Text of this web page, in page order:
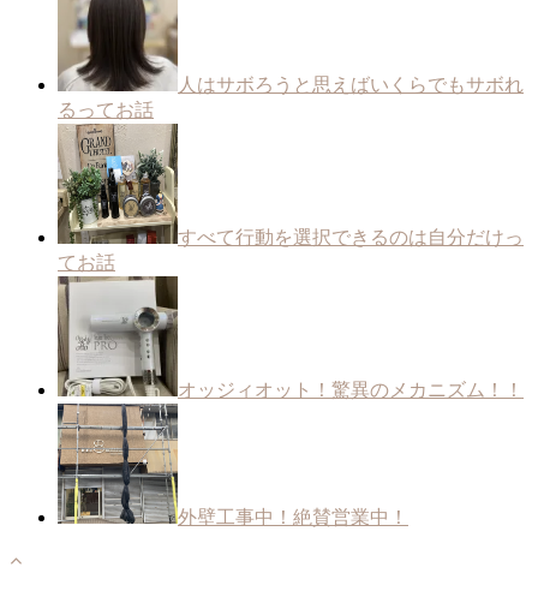
人はサボろうと思えばいくらでもサボれ
るってお話
すべて行動を選択できるのは自分だけっ
てお話
オッジィオット！驚異のメカニズム！！
外壁工事中！絶賛営業中！